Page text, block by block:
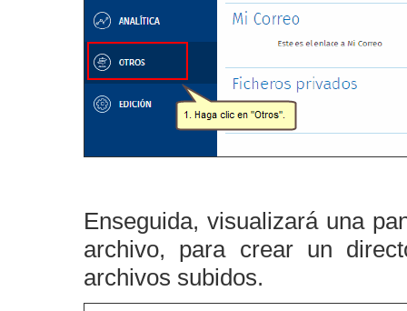
Enseguida, visualizará una
archivo, para crear un
archivos subidos.